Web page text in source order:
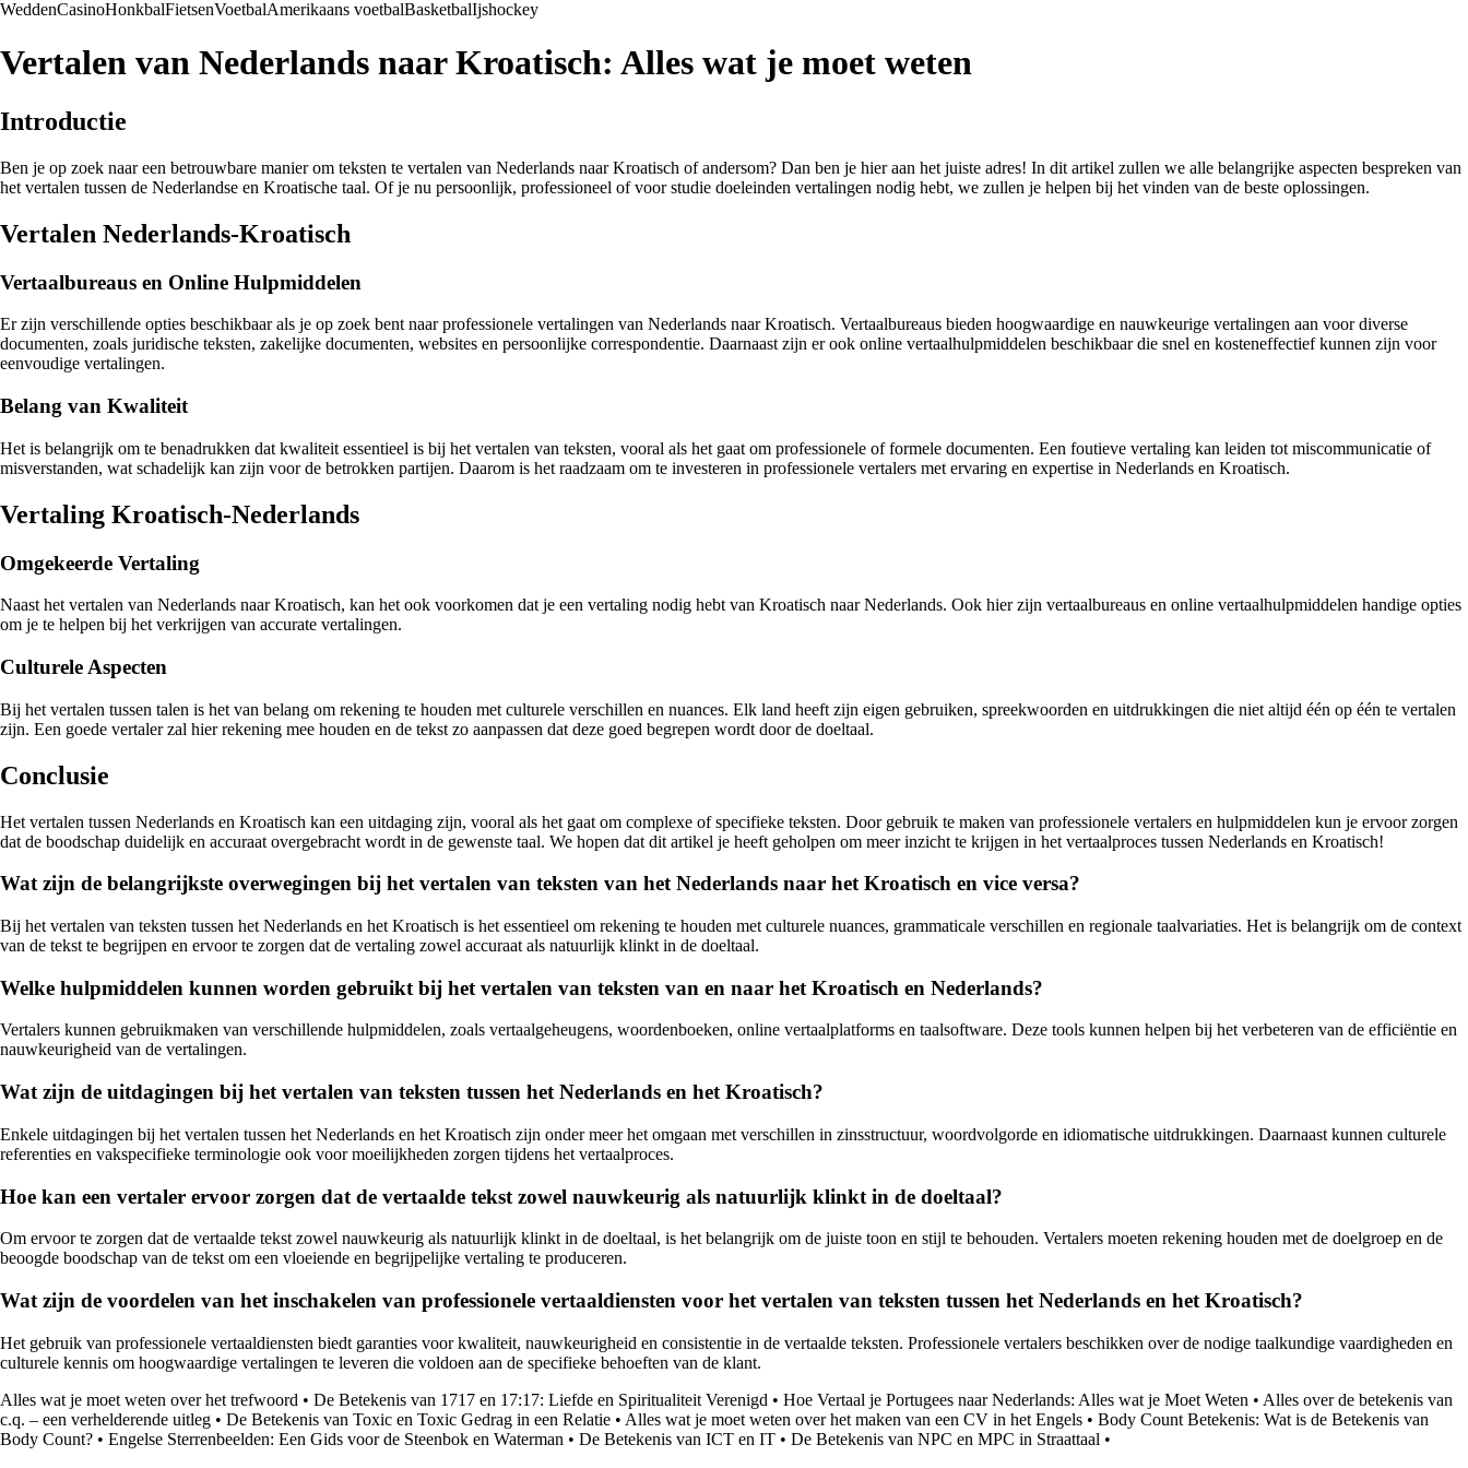
WeddenCasinoHonkbalFietsenVoetbalAmerikaans voetbalBasketbalIjshockey
Vertalen van Nederlands naar Kroatisch: Alles wat je moet weten
Introductie
Ben je op zoek naar een betrouwbare manier om teksten te vertalen van Nederlands naar Kroatisch of andersom? Dan ben je hier aan het juiste adres! In dit artikel zullen we alle belangrijke aspecten bespreken van
het vertalen tussen de Nederlandse en Kroatische taal. Of je nu persoonlijk, professioneel of voor studie doeleinden vertalingen nodig hebt, we zullen je helpen bij het vinden van de beste oplossingen.
Vertalen Nederlands-Kroatisch
Vertaalbureaus en Online Hulpmiddelen
Er zijn verschillende opties beschikbaar als je op zoek bent naar professionele vertalingen van Nederlands naar Kroatisch. Vertaalbureaus bieden hoogwaardige en nauwkeurige vertalingen aan voor diverse
documenten, zoals juridische teksten, zakelijke documenten, websites en persoonlijke correspondentie. Daarnaast zijn er ook online vertaalhulpmiddelen beschikbaar die snel en kosteneffectief kunnen zijn voor
eenvoudige vertalingen.
Belang van Kwaliteit
Het is belangrijk om te benadrukken dat kwaliteit essentieel is bij het vertalen van teksten, vooral als het gaat om professionele of formele documenten. Een foutieve vertaling kan leiden tot miscommunicatie of
misverstanden, wat schadelijk kan zijn voor de betrokken partijen. Daarom is het raadzaam om te investeren in professionele vertalers met ervaring en expertise in Nederlands en Kroatisch.
Vertaling Kroatisch-Nederlands
Omgekeerde Vertaling
Naast het vertalen van Nederlands naar Kroatisch, kan het ook voorkomen dat je een vertaling nodig hebt van Kroatisch naar Nederlands. Ook hier zijn vertaalbureaus en online vertaalhulpmiddelen handige opties
om je te helpen bij het verkrijgen van accurate vertalingen.
Culturele Aspecten
Bij het vertalen tussen talen is het van belang om rekening te houden met culturele verschillen en nuances. Elk land heeft zijn eigen gebruiken, spreekwoorden en uitdrukkingen die niet altijd één op één te vertalen
zijn. Een goede vertaler zal hier rekening mee houden en de tekst zo aanpassen dat deze goed begrepen wordt door de doeltaal.
Conclusie
Het vertalen tussen Nederlands en Kroatisch kan een uitdaging zijn, vooral als het gaat om complexe of specifieke teksten. Door gebruik te maken van professionele vertalers en hulpmiddelen kun je ervoor zorgen
dat de boodschap duidelijk en accuraat overgebracht wordt in de gewenste taal. We hopen dat dit artikel je heeft geholpen om meer inzicht te krijgen in het vertaalproces tussen Nederlands en Kroatisch!
Wat zijn de belangrijkste overwegingen bij het vertalen van teksten van het Nederlands naar het Kroatisch en vice versa?
Bij het vertalen van teksten tussen het Nederlands en het Kroatisch is het essentieel om rekening te houden met culturele nuances, grammaticale verschillen en regionale taalvariaties. Het is belangrijk om de context
van de tekst te begrijpen en ervoor te zorgen dat de vertaling zowel accuraat als natuurlijk klinkt in de doeltaal.
Welke hulpmiddelen kunnen worden gebruikt bij het vertalen van teksten van en naar het Kroatisch en Nederlands?
Vertalers kunnen gebruikmaken van verschillende hulpmiddelen, zoals vertaalgeheugens, woordenboeken, online vertaalplatforms en taalsoftware. Deze tools kunnen helpen bij het verbeteren van de efficiëntie en
nauwkeurigheid van de vertalingen.
Wat zijn de uitdagingen bij het vertalen van teksten tussen het Nederlands en het Kroatisch?
Enkele uitdagingen bij het vertalen tussen het Nederlands en het Kroatisch zijn onder meer het omgaan met verschillen in zinsstructuur, woordvolgorde en idiomatische uitdrukkingen. Daarnaast kunnen culturele
referenties en vakspecifieke terminologie ook voor moeilijkheden zorgen tijdens het vertaalproces.
Hoe kan een vertaler ervoor zorgen dat de vertaalde tekst zowel nauwkeurig als natuurlijk klinkt in de doeltaal?
Om ervoor te zorgen dat de vertaalde tekst zowel nauwkeurig als natuurlijk klinkt in de doeltaal, is het belangrijk om de juiste toon en stijl te behouden. Vertalers moeten rekening houden met de doelgroep en de
beoogde boodschap van de tekst om een vloeiende en begrijpelijke vertaling te produceren.
Wat zijn de voordelen van het inschakelen van professionele vertaaldiensten voor het vertalen van teksten tussen het Nederlands en het Kroatisch?
Het gebruik van professionele vertaaldiensten biedt garanties voor kwaliteit, nauwkeurigheid en consistentie in de vertaalde teksten. Professionele vertalers beschikken over de nodige taalkundige vaardigheden en
culturele kennis om hoogwaardige vertalingen te leveren die voldoen aan de specifieke behoeften van de klant.
Alles wat je moet weten over het trefwoord • De Betekenis van 1717 en 17:17: Liefde en Spiritualiteit Verenigd • Hoe Vertaal je Portugees naar Nederlands: Alles wat je Moet Weten • Alles over de betekenis van
c.q. – een verhelderende uitleg • De Betekenis van Toxic en Toxic Gedrag in een Relatie • Alles wat je moet weten over het maken van een CV in het Engels • Body Count Betekenis: Wat is de Betekenis van
Body Count? • Engelse Sterrenbeelden: Een Gids voor de Steenbok en Waterman • De Betekenis van ICT en IT • De Betekenis van NPC en MPC in Straattaal •